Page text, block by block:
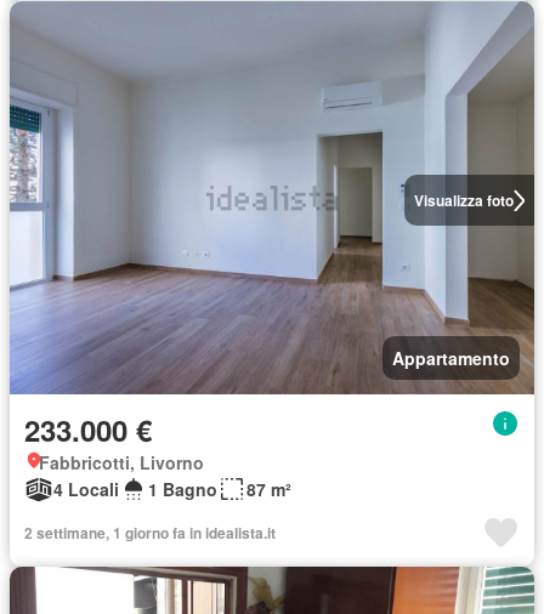
Visualizza foto
Appartamento
233.000 €
Fabbricotti, Livorno
4 Locali
1 Bagno 87 m²
2 settimane, 1 giorno fa in idealista.it